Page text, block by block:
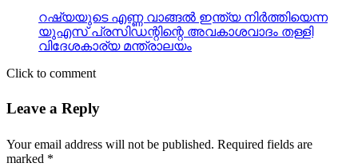
റഷ്യയുടെ എണ്ണ വാങ്ങല്‍ ഇന്ത്യ നിര്‍ത്തിയെന്ന
യുഎസ് പ്രസിഡന്റിന്റെ അവകാശവാദം തള്ളി
വിദേശകാര്യ മന്ത്രാലയം
Click to comment
Leave a Reply
Your email address will not be published. Required fields are
marked *